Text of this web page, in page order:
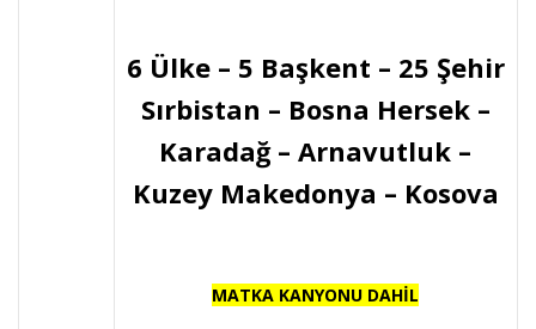
6 Ülke – 5 Başkent – 25 Şehir
Sırbistan – Bosna Hersek –
Karadağ – Arnavutluk –
Kuzey Makedonya – Kosova
MATKA KANYONU DAHİL